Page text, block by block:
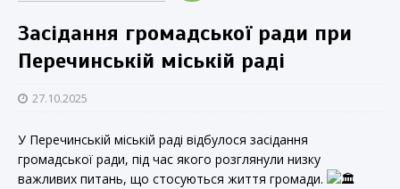
Засідання громадської ради при
Перечинській міській раді
27.10.2025
У Перечинській міській раді відбулося засідання
громадської ради, під час якого розглянули низку
важливих питань, що стосуються життя громади.